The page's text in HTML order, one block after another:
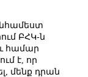
ԲՀԿ-ն
համար
է, որ
մենք դրան